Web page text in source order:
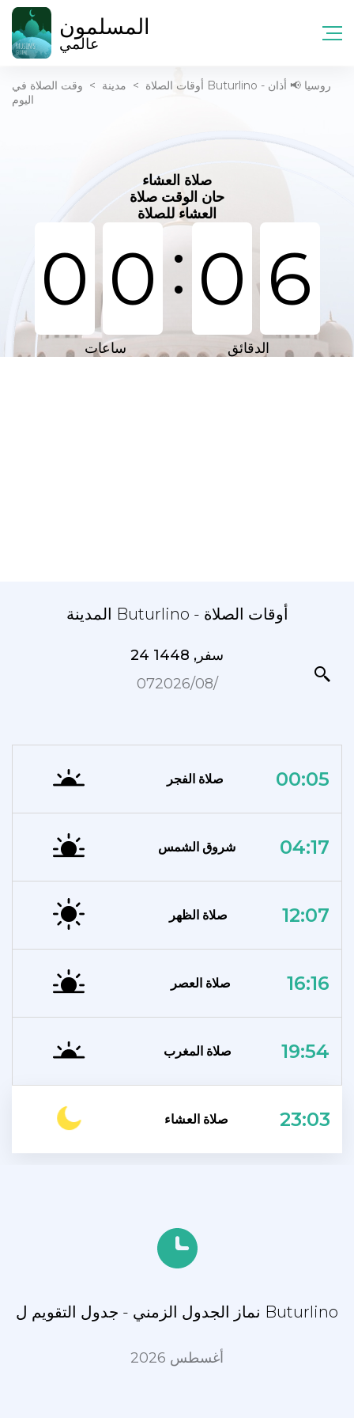
المسلمون
عالمي
أوقات الصلاة > مدينة > وقت الصلاة في Buturlino - روسيا 📢 أذان
اليوم
صلاة العشاء
حان الوقت صلاة
العشاء للصلاة
0 0: 0 6
ساعات الدقائق
المدينة Buturlino - أوقات الصلاة
24 سفر, 1448
07‏/08‏/2026
صلاة الفجر 00:05
شروق الشمس 04:17
صلاة الظهر 12:07
صلاة العصر 16:16
صلاة المغرب 19:54
صلاة العشاء 23:03
نماز الجدول الزمني - جدول التقويم ل Buturlino
أغسطس 2026